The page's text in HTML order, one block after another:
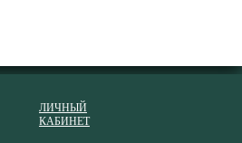
ЛИЧНЫЙ
КАБИНЕТ